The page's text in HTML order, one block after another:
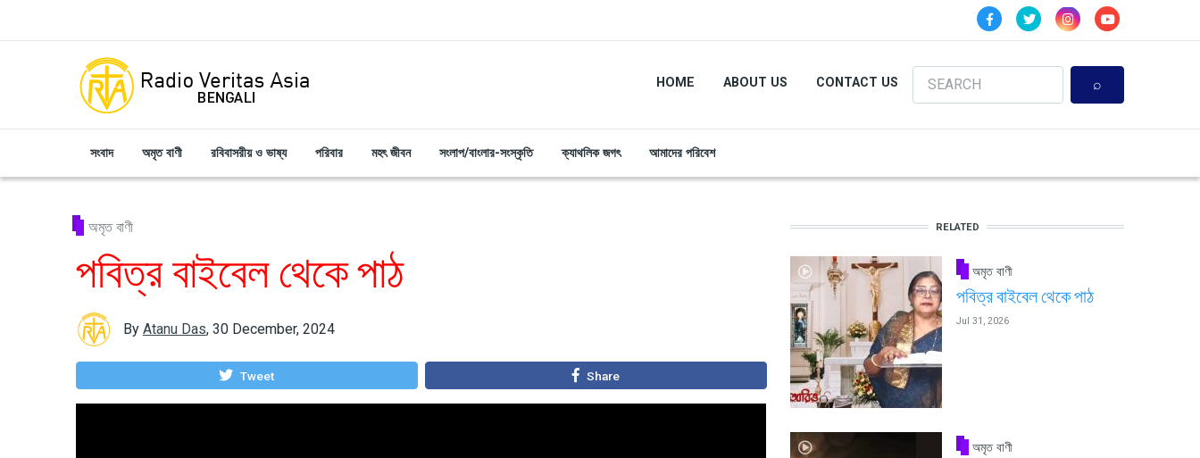
HOME ABOUT US CONTACT US Search
সংবাদ অমৃত বাণী রবিবাসরীয় ও ভাষ্য পরিবার মহৎ জীবন সংলাপ/বাংলার-সংস্কৃতি ক্যাথলিক জগৎ আমাদের পরিবেশ
অমৃত বাণী
পবিত্র বাইবেল থেকে পাঠ
By Atanu Das, 30 December, 2024
Tweet Share
RELATED
অমৃত বাণী
পবিত্র বাইবেল থেকে পাঠ
Jul 31, 2026
অমৃত বাণী